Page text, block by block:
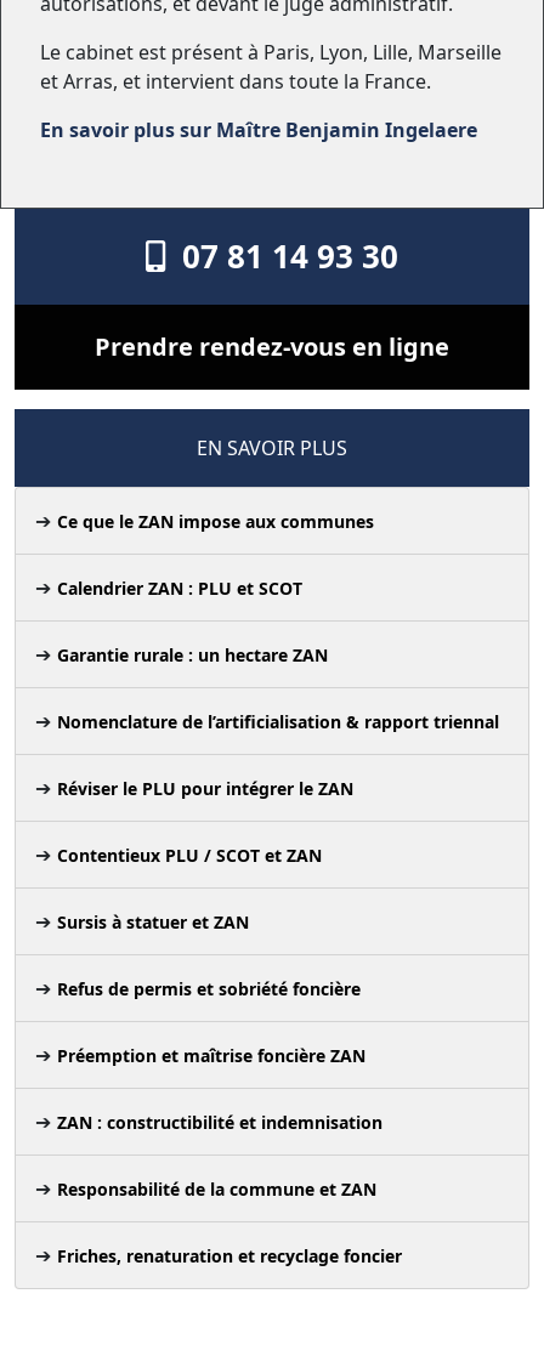
Le cabinet est présent à Paris, Lyon, Lille, Marseille
et Arras, et intervient dans toute la France.
En savoir plus sur Maître Benjamin Ingelaere
07 81 14 93 30
Prendre rendez-vous en ligne
EN SAVOIR PLUS
Ce que le ZAN impose aux communes
Calendrier ZAN : PLU et SCOT
Garantie rurale : un hectare ZAN
Nomenclature de l’artificialisation & rapport triennal
Réviser le PLU pour intégrer le ZAN
Contentieux PLU / SCOT et ZAN
Sursis à statuer et ZAN
Refus de permis et sobriété foncière
Préemption et maîtrise foncière ZAN
ZAN : constructibilité et indemnisation
Responsabilité de la commune et ZAN
Friches, renaturation et recyclage foncier